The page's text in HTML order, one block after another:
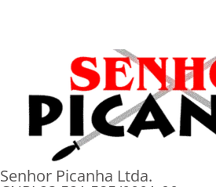
Senhor Picanha Ltda.